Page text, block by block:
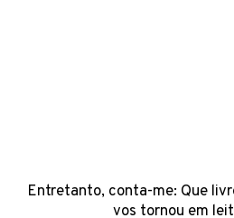
Entretanto, conta-me: Que
vos tornou em